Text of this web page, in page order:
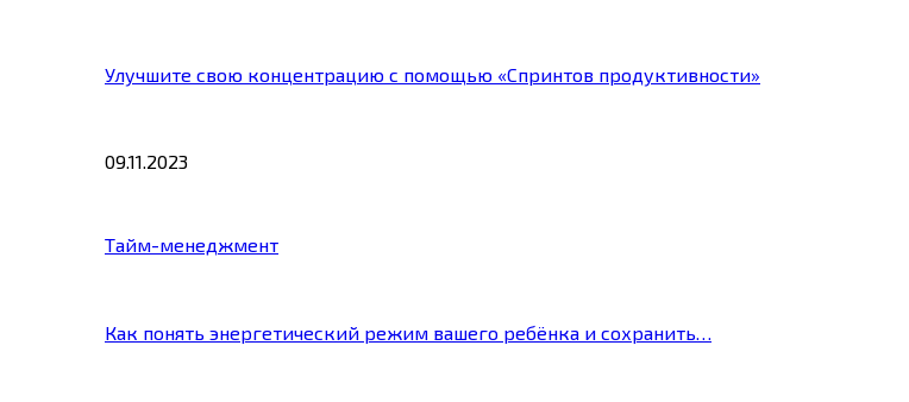
Улучшите свою концентрацию с помощью «Спринтов продуктивности»
09.11.2023
Тайм-менеджмент
Как понять энергетический режим вашего ребёнка и сохранить…